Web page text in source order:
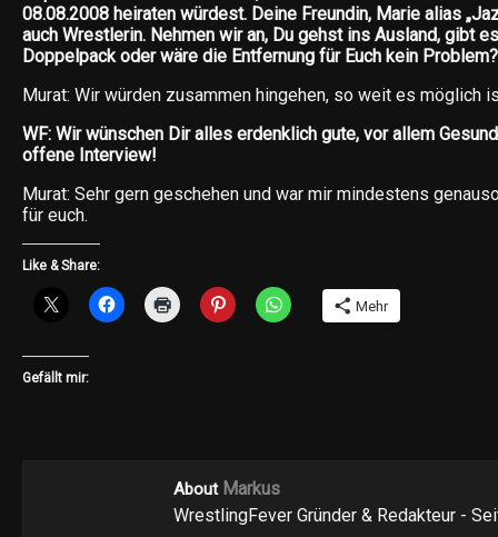
08.08.2008 heiraten würdest. Deine Freundin, Marie alias
auch Wrestlerin. Nehmen wir an, Du gehst ins Ausland, gibt
Doppelpack oder wäre die Entfernung für Euch kein Problem?
Murat: Wir würden zusammen hingehen, so weit es möglich
WF: Wir wünschen Dir alles erdenklich gute, vor allem
offene Interview!
Murat: Sehr gern geschehen und war mir mindestens
für euch.
Like & Share:
Mehr
Gefällt mir:
About Markus
WrestlingFever Gründer & Redakteur -